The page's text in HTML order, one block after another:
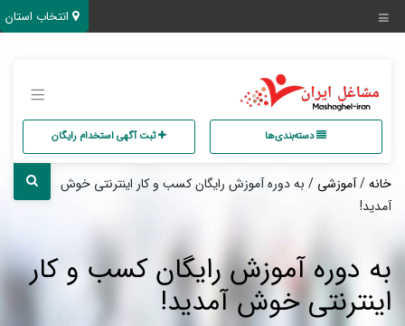
دسته‌بندی‌ها ثبت آگهی استخدام رایگان
خانه/آموزشی / به دوره آموزش رایگان کسب و کار اینترنتی خوش
آمدید!
به دوره آموزش رایگان کسب و کار
اینترنتی خوش آمدید!